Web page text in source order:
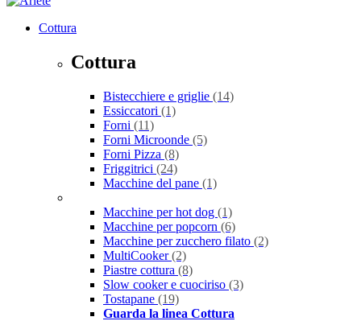
Cottura
Cottura
Bistecchiere e griglie (14)
Essiccatori (1)
Forni (11)
Forni Microonde (5)
Forni Pizza (8)
Friggitrici (24)
Macchine del pane (1)
Macchine per hot dog (1)
Macchine per popcorn (6)
Macchine per zucchero filato (2)
MultiCooker(2)
Piastre cottura (8)
Slow cooker e cuociriso (3)
Tostapane (19)
Guarda la linea Cottura